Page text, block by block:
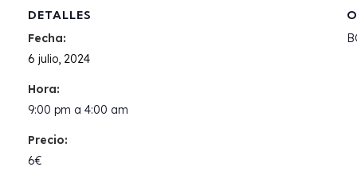
DETALLES
Fecha:
6 julio, 2024
Hora:
9:00 pm a 4:00 am
Precio:
6€